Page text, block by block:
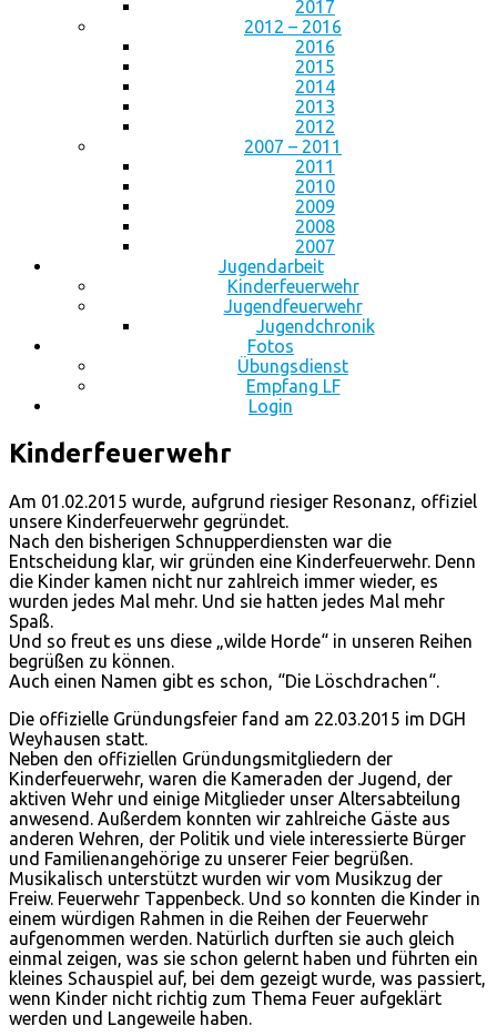
2017
2012 – 2016
2016
2015
2014
2013
2012
2007 – 2011
2011
2010
2009
2008
2007
Jugendarbeit
Kinderfeuerwehr
Jugendfeuerwehr
Jugendchronik
Fotos
Übungsdienst
Empfang LF
Login
Kinderfeuerwehr
Am 01.02.2015 wurde, aufgrund riesiger Resonanz, offiziel
unsere Kinderfeuerwehr gegründet.
Nach den bisherigen Schnupperdiensten war die
Entscheidung klar, wir gründen eine Kinderfeuerwehr. Denn
die Kinder kamen nicht nur zahlreich immer wieder, es
wurden jedes Mal mehr. Und sie hatten jedes Mal mehr
Spaß.
Und so freut es uns diese „wilde Horde“ in unseren Reihen
begrüßen zu können.
Auch einen Namen gibt es schon, “Die Löschdrachen“.
Die offizielle Gründungsfeier fand am 22.03.2015 im DGH
Weyhausen statt.
Neben den offiziellen Gründungsmitgliedern der
Kinderfeuerwehr, waren die Kameraden der Jugend, der
aktiven Wehr und einige Mitglieder unser Altersabteilung
anwesend. Außerdem konnten wir zahlreiche Gäste aus
anderen Wehren, der Politik und viele interessierte Bürger
und Familienangehörige zu unserer Feier begrüßen.
Musikalisch unterstützt wurden wir vom Musikzug der
Freiw. Feuerwehr Tappenbeck. Und so konnten die Kinder in
einem würdigen Rahmen in die Reihen der Feuerwehr
aufgenommen werden. Natürlich durften sie auch gleich
einmal zeigen, was sie schon gelernt haben und führten ein
kleines Schauspiel auf, bei dem gezeigt wurde, was passiert,
wenn Kinder nicht richtig zum Thema Feuer aufgeklärt
werden und Langeweile haben.